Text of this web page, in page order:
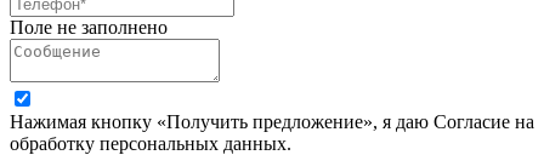
Поле не заполнено
Нажимая кнопку «Получить предложение», я даю Согласие на
обработку персональных данных.